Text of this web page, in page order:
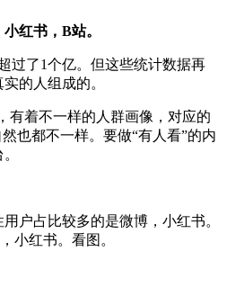
红书，B站。
过了1个亿。但这些统计数据再
的人组成的。
有着不一样的人群画像，对应的
也都不一样。要做“有人看”的内
户占比较多的是微博，小红书。
小红书。看图。